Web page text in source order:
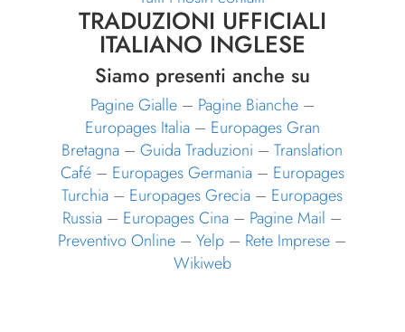
TRADUZIONI UFFICIALI
ITALIANO INGLESE
Siamo presenti anche su
Pagine Gialle– Pagine Bianche–
Europages Italia– Europages Gran
Bretagna –Guida Traduzioni –Translation
Café– Europages Germania– Europages
Turchia – Europages Grecia – Europages
Russia – Europages Cina – Pagine Mail –
Preventivo Online –Yelp – Rete Imprese –
Wikiweb